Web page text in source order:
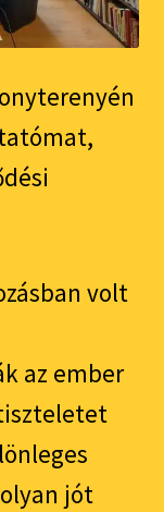
volt
az ember
jót